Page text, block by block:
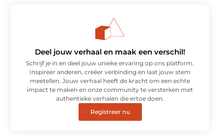
Deel jouw verhaal en maak een verschil!
Schrijf je in en deel jouw unieke ervaring op ons platform.
Inspireer anderen, creëer verbinding en laat jouw stem
meetellen. Jouw verhaal heeft de kracht om een echte
impact te maken en onze community te versterken met
authentieke verhalen die ertoe doen.
Registreer nu